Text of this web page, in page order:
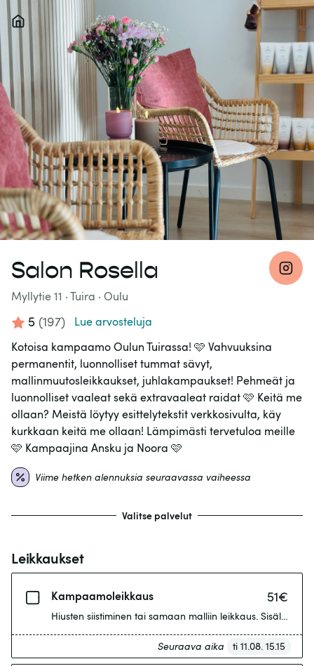
Salon Rosella
Myllytie 11 · Tuira · Oulu
5 (197)
Lue arvosteluja
Kotoisa kampaamo Oulun Tuirassa! 🩷 Vahvuuksina
permanentit, luonnolliset tummat sävyt,
mallinmuutosleikkaukset, juhlakampaukset! Pehmeät ja
luonnolliset vaaleat sekä extravaaleat raidat 🩷 Keitä me
ollaan? Meistä löytyy esittelytekstit verkkosivulta, käy
kurkkaan keitä me ollaan! Lämpimästi tervetuloa meille
🩷 Kampaajina Ansku ja Noora 🩷
Viime hetken alennuksia seuraavassa vaiheessa
Valitse palvelut
Leikkaukset
Kampaamoleikkaus 51€
Hiusten siistiminen tai samaan malliin leikkaus. Sisältää
Seuraava aika ti 11.08. 15.15